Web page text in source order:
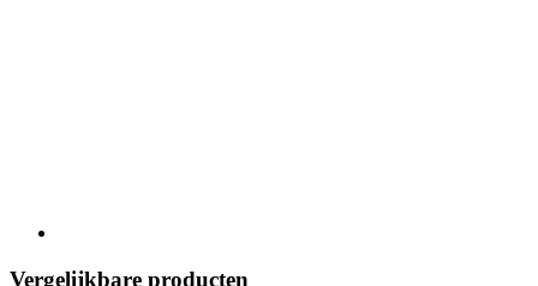
Vergelijkbare producten